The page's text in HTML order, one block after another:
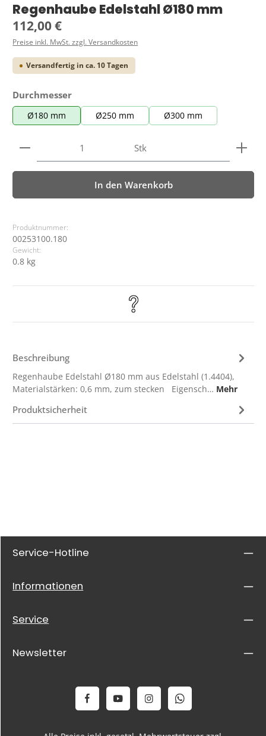
Regenhaube Edelstahl Ø180 mm
Regulärer Preis:
112,00 €
Preise inkl. MwSt. zzgl. Versandkosten
Versandfertig in ca. 10 Tagen
Durchmesserauswählen
Ø180 mm Ø250 mm Ø300 mm
Produkt Anzahl: Gib den gewünschten Wert ein
Stk
In den Warenkorb
Produktnummer:
00253100.180
Gewicht:
0.8 kg
Beschreibung
Regenhaube Edelstahl Ø180 mm aus Edelstahl (1.4404),
Materialstärken: 0,6 mm, zum stecken Eigensch… Mehr
Produktsicherheit
Service-Hotline
Informationen
Service
Newsletter